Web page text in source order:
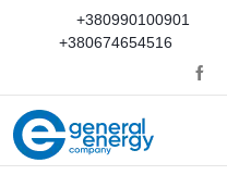
+380990100901
+380674654516